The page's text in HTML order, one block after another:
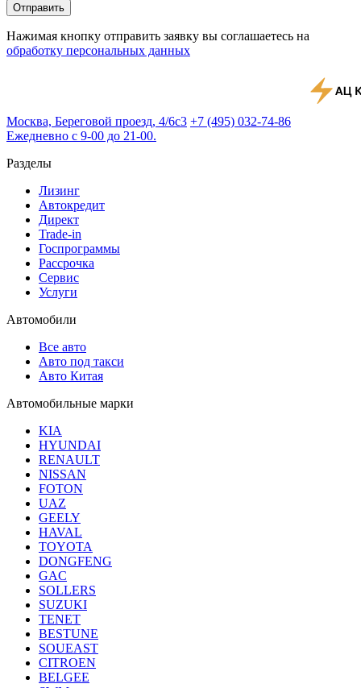
Отправить
Нажимая кнопку отправить заявку вы соглашаетесь на
обработку персональных данных
Москва, Береговой проезд, 4/6с3 +7 (495) 032-74-86
Ежедневно с 9-00 до 21-00.
Разделы
Лизинг
Автокредит
Директ
Trade-in
Госпрограммы
Рассрочка
Сервис
Услуги
Автомобили
Все авто
Авто под такси
Авто Китая
Автомобильные марки
KIA
HYUNDAI
RENAULT
NISSAN
FOTON
UAZ
GEELY
HAVAL
TOYOTA
DONGFENG
GAC
SOLLERS
SUZUKI
TENET
BESTUNE
SOUEAST
CITROEN
BELGEE